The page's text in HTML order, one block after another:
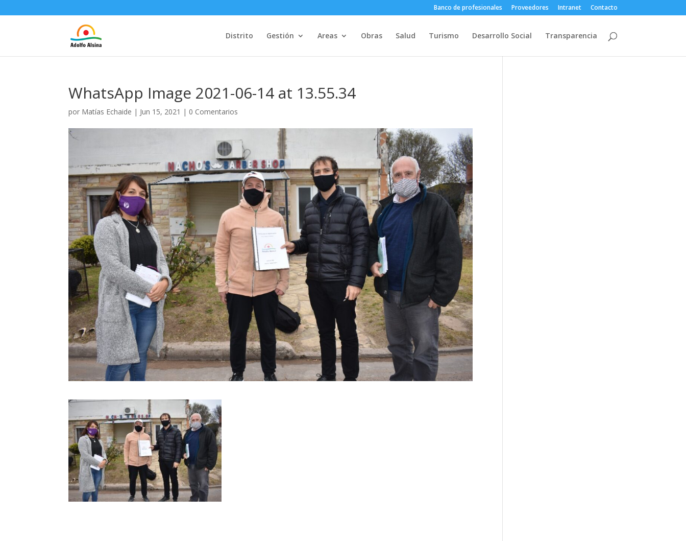
Banco de profesionales Proveedores Intranet Contacto
Distrito Gestión Areas Obras Salud Turismo Desarrollo Social Transparencia
WhatsApp Image 2021-06-14 at 13.55.34
por Matías Echaide | Jun 15, 2021 | 0 Comentarios